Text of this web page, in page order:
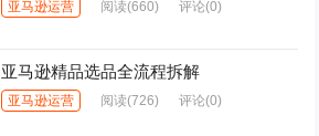
亚马逊运营 阅读(660) 评论(0)
亚马逊精品选品全流程拆解
亚马逊运营 阅读(726) 评论(0)